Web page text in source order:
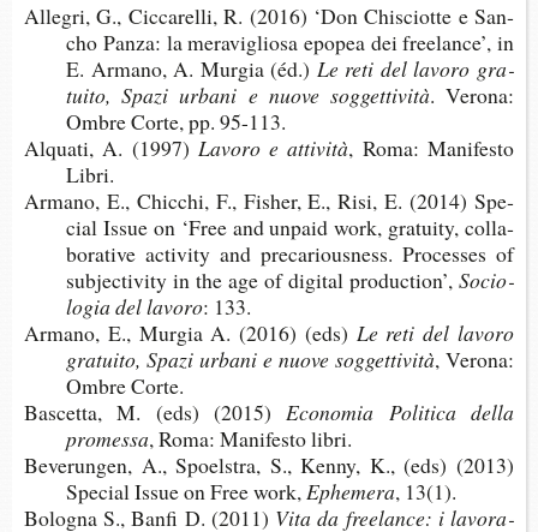
Alle­gri, G., Cic­ca­relli, R. (2016) ‘Don Chis­ciotte e San­
cho Panza: la mera­vi­gliosa epo­pea dei free­lan­ce’, in
E. Armano, A. Mur­gia (éd.) Le reti del lavoro gra­
tuito, Spazi urbani e nuove soggettività. Verona:
Ombre Corte, pp. 95-113.
Alquati, A. (1997) Lavoro e attività, Roma: Mani­festo
Libri.
Armano, E., Chic­chi, F., Fisher, E., Risi, E. (2014) Spe­
cial Issue on ‘Free and unpaid work, gra­tuity, col­la­
bo­ra­tive acti­vity and pre­ca­rious­ness. Pro­cesses of
sub­jec­ti­vity in the age of digi­tal production’, Socio­
lo­gia del lavoro: 133.
Armano, E., Mur­gia A. (2016) (eds) Le reti del lavoro
gra­tuito, Spazi urbani e nuove soggettività, Verona:
Ombre Corte.
Bas­cetta, M. (eds) (2015)Eco­no­mia Poli­tica della
promessa, Roma: Mani­festo libri.
Beve­run­gen, A., Spoel­stra, S., Kenny, K., (eds) (2013)
Spe­cial Issue on Free work,Ephemera, 13(1).
Bolo­gna S., Banfi D. (2011) Vita da free­lance: i lavo­ra­